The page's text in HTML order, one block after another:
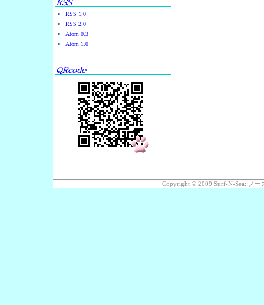
RSS 1.0
RSS 2.0
Atom 0.3
Atom 1.0
Copyright © 2009 Surf-N-Sea::ノー